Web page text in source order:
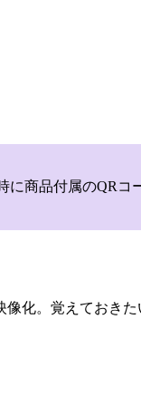
に商品付属のQR
化。覚えておき